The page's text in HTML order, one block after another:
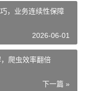
，业务连续性保障
2026-06-01
爬虫效率翻倍
下一篇 »